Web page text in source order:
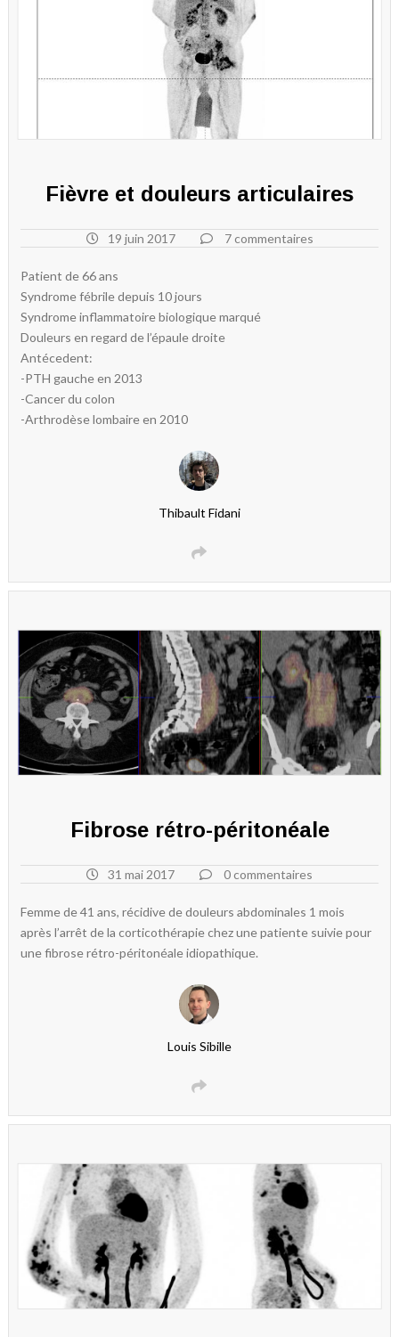
Fièvre et douleurs articulaires
19 juin 2017 7 commentaires
Patient de 66 ans
Syndrome fébrile depuis 10 jours
Syndrome inflammatoire biologique marqué
Douleurs en regard de l’épaule droite
Antécedent:
-PTH gauche en 2013
-Cancer du colon
-Arthrodèse lombaire en 2010
Thibault Fidani
Fibrose rétro-péritonéale
31 mai 2017 0 commentaires
Femme de 41 ans, récidive de douleurs abdominales 1 mois
après l’arrêt de la corticothérapie chez une patiente suivie pour
une fibrose rétro-péritonéale idiopathique.
Louis Sibille